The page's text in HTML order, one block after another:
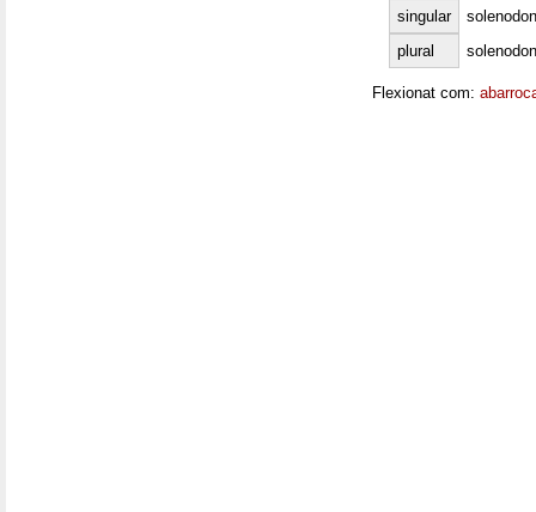
singular
plural
Flexionat com: